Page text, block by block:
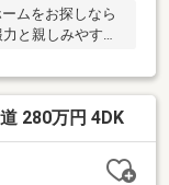
ムをお探しなら
と親しみやすい
280万円 4DK